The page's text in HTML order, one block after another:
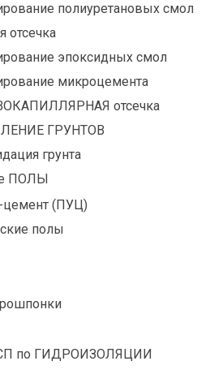
полиуретановых смол
отсечка
эпоксидных смол
микроцемента
отсечка
ГРУНТОВ
грунта
ПОЛЫ
цемент (ПУЦ)
полы
по ГИДРОИЗОЛЯЦИИ